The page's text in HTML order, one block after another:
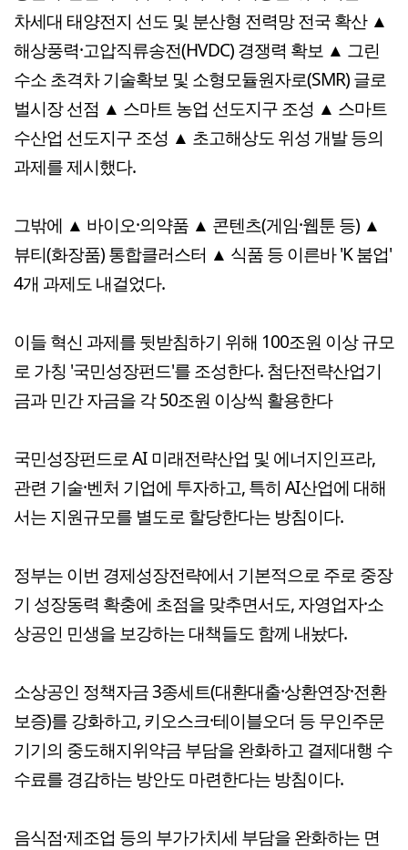
차세대 태양전지 선도 및 분산형 전력망 전국 확산 ▲
해상풍력·고압직류송전(HVDC) 경쟁력 확보 ▲ 그린
수소 초격차 기술확보 및 소형모듈원자로(SMR) 글로
벌시장 선점 ▲ 스마트 농업 선도지구 조성 ▲ 스마트
수산업 선도지구 조성 ▲ 초고해상도 위성 개발 등의
과제를 제시했다.
그밖에 ▲ 바이오·의약품 ▲ 콘텐츠(게임·웹툰 등) ▲
뷰티(화장품) 통합클러스터 ▲ 식품 등 이른바 'K 붐업'
4개 과제도 내걸었다.
이들 혁신 과제를 뒷받침하기 위해 100조원 이상 규모
로 가칭 '국민성장펀드'를 조성한다. 첨단전략산업기
금과 민간 자금을 각 50조원 이상씩 활용한다
국민성장펀드로 AI 미래전략산업 및 에너지인프라,
관련 기술·벤처 기업에 투자하고, 특히 AI산업에 대해
서는 지원규모를 별도로 할당한다는 방침이다.
정부는 이번 경제성장전략에서 기본적으로 주로 중장
기 성장동력 확충에 초점을 맞추면서도, 자영업자·소
상공인 민생을 보강하는 대책들도 함께 내놨다.
소상공인 정책자금 3종세트(대환대출·상환연장·전환
보증)를 강화하고, 키오스크·테이블오더 등 무인주문
기기의 중도해지위약금 부담을 완화하고 결제대행 수
수료를 경감하는 방안도 마련한다는 방침이다.
음식점·제조업 등의 부가가치세 부담을 완화하는 면